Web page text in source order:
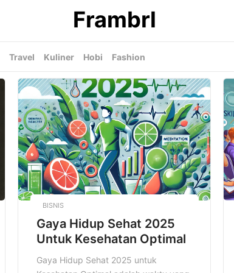
Frambrl
Travel Kuliner Hobi Fashion
BISNIS
Gaya Hidup Sehat 2025
Untuk Kesehatan Optimal
Gaya Hidup Sehat 2025 untuk